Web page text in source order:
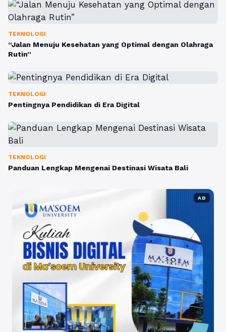
TEKNOLOGI
“Jalan Menuju Kesehatan yang Optimal dengan Olahraga
Rutin”
TEKNOLOGI
Pentingnya Pendidikan di Era Digital
TEKNOLOGI
Panduan Lengkap Mengenai Destinasi Wisata Bali
AD